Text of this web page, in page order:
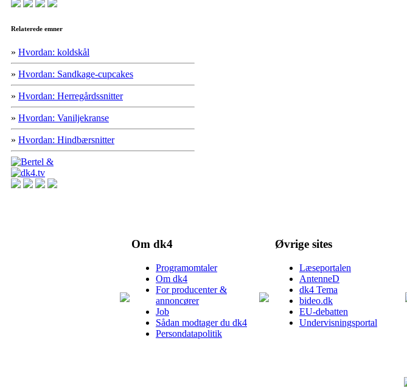
Relaterede emner
» Hvordan: koldskål
» Hvordan: Sandkage-cupcakes
» Hvordan: Herregårdssnitter
» Hvordan: Vaniljekranse
» Hvordan: Hindbærsnitter
Om dk4
Programomtaler
Om dk4
For producenter &
annoncører
Job
Sådan modtager du dk4
Persondatapolitik
Øvrige sites
Læseportalen
AntenneD
dk4 Tema
bideo.dk
EU-debatten
Undervisningsportal